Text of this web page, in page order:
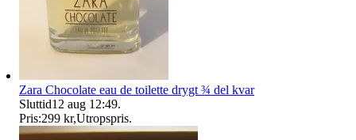
Zara Chocolate eau de toilette drygt ¾ del kvar
Sluttid12 aug 12:49.
Pris:299 kr,Utropspris.